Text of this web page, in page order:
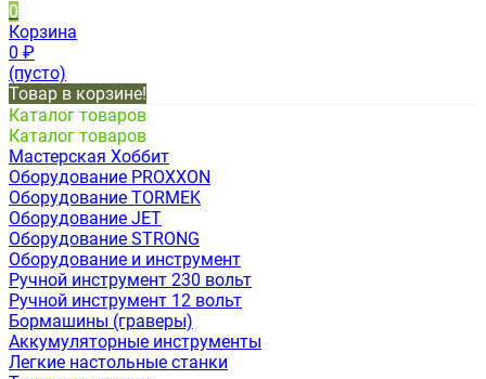
0
Корзина
0 ₽
(пусто)
Товар в корзине!
Каталог товаров
Каталог товаров
Мастерская Хоббит
Оборудование PROXXON
Оборудование TORMEK
Оборудование JET
Оборудование STRONG
Оборудование и инструмент
Ручной инструмент 230 вольт
Ручной инструмент 12 вольт
Бормашины (граверы)
Аккумуляторные инструменты
Легкие настольные станки